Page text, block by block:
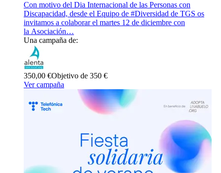
Con motivo del Dia Internacional de las Personas con
Discapacidad, desde el Equipo de #Diversidad de TGS os
invitamos a colaborar el martes 12 de diciembre con
la Asociación…
Una campaña de:
350,00 €Objetivo de 350 €
Ver campaña